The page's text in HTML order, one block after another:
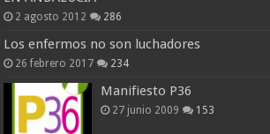
2 agosto 2012 286
Los enfermos no son luchadores
26 febrero 2017 234
Manifiesto P36
27 junio 2009 153